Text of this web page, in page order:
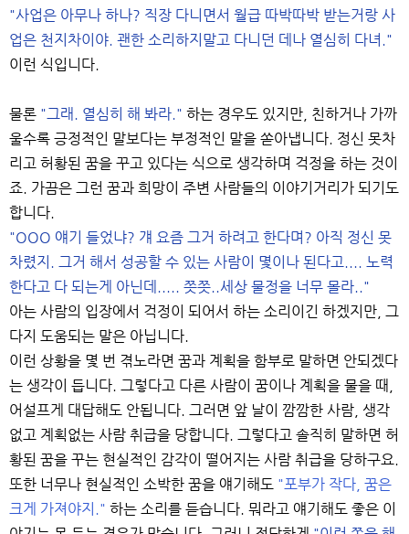
"사업은 아무나 하나? 직장 다니면서 월급 따박따박 받는거랑 사
업은 천지차이야. 괜한 소리하지말고 다니던 데나 열심히 다녀."
이런 식입니다.
물론 "그래. 열심히 해 봐라." 하는 경우도 있지만, 친하거나 가까
울수록 긍정적인 말보다는 부정적인 말을 쏟아냅니다. 정신 못차
리고 허황된 꿈을 꾸고 있다는 식으로 생각하며 걱정을 하는 것이
죠. 가끔은 그런 꿈과 희망이 주변 사람들의 이야기거리가 되기도
합니다.
"OOO 얘기 들었냐? 걔 요즘 그거 하려고 한다며? 아직 정신 못
차렸지. 그거 해서 성공할 수 있는 사람이 몇이나 된다고.... 노력
한다고 다 되는게 아닌데..... 쯧쯧..세상 물정을 너무 몰라.."
아는 사람의 입장에서 걱정이 되어서 하는 소리이긴 하겠지만, 그
다지 도움되는 말은 아닙니다.
이런 상황을 몇 번 겪노라면 꿈과 계획을 함부로 말하면 안되겠다
는 생각이 듭니다. 그렇다고 다른 사람이 꿈이나 계획을 물을 때,
어설프게 대답해도 안됩니다. 그러면 앞 날이 깜깜한 사람, 생각
없고 계획없는 사람 취급을 당합니다. 그렇다고 솔직히 말하면 허
황된 꿈을 꾸는 현실적인 감각이 떨어지는 사람 취급을 당하구요.
또한 너무나 현실적인 소박한 꿈을 얘기해도 "포부가 작다, 꿈은
크게 가져야지." 하는 소리를 듣습니다. 뭐라고 얘기해도 좋은 이